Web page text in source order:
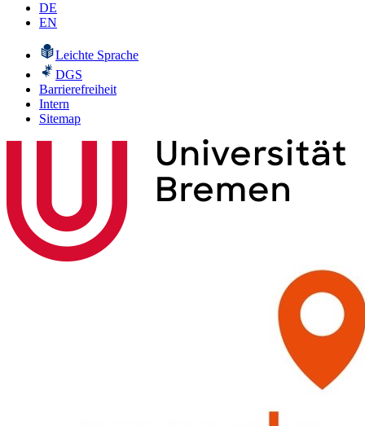
DE
EN
Leichte Sprache
DGS
Barrierefreiheit
Intern
Sitemap